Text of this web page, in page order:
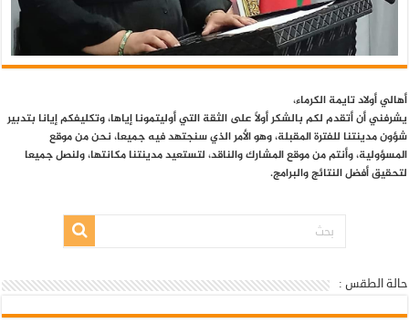
أهالي أولاد تايمة الكرماء،
يشرفني أن أتقدم لكم بالشكر أولاً على الثقة التي أوليتمونا إياها، وتكليفكم إيانا بتدبير
شؤون مدينتنا للفترة المقبلة، وهو الأمر الذي سنجتهد فيه جميعا، نحن من موقع
المسؤولية، وأنتم من موقع المشارك والناقد، لتستعيد مدينتنا مكانتها، ولنصل جميعا
لتحقيق أفضل النتائج والبرامج.
حالة الطقس :
أولاد تايمة - حالة الطقس